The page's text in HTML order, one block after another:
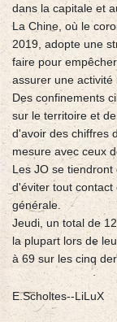
dans la capitale et
La Chine, où le
2019, adopte une
faire pour
assurer une activité
Des confinements
sur le territoire et
d'avoir des chiffres
mesure avec ceux
Les JO se
d'éviter tout contact
générale.
Jeudi, un total de
la plupart lors de
à 69 sur les cinq
E.Scholtes--LiLuX